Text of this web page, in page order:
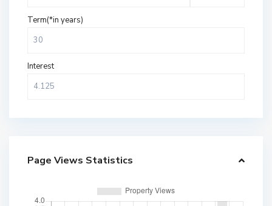
Term(*in years)
Interest
Page Views Statistics